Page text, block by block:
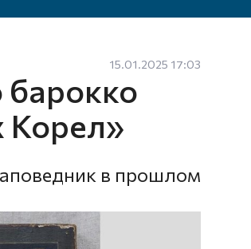
15.01.2025 17:03
барокко
в прошлом